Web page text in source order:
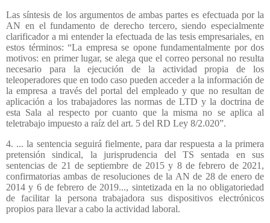
Las síntesis de los argumentos de ambas partes es efectuada por la
AN en el fundamento de derecho tercero, siendo especialmente
clarificador a mi entender la efectuada de las tesis empresariales, en
estos términos: “La empresa se opone fundamentalmente por dos
motivos: en primer lugar, se alega que el correo personal no resulta
necesario para la ejecución de la actividad propia de los
teleoperadores que en todo caso pueden acceder a la información de
la empresa a través del portal del empleado y que no resultan de
aplicación a los trabajadores las normas de LTD y la doctrina de
esta Sala al respecto por cuanto que la misma no se aplica al
teletrabajo impuesto a raíz del art. 5 del RD Ley 8/2.020”.
4. ... la sentencia seguirá fielmente, para dar respuesta a la primera
pretensión sindical, la jurisprudencia del TS sentada en sus
sentencias de 21 de septiembre de 2015 y 8 de febrero de 2021,
confirmatorias ambas de resoluciones de la AN de 28 de enero de
2014 y 6 de febrero de 2019..., sintetizada en la no obligatoriedad
de facilitar la persona trabajadora sus dispositivos electrónicos
propios para llevar a cabo la actividad laboral.